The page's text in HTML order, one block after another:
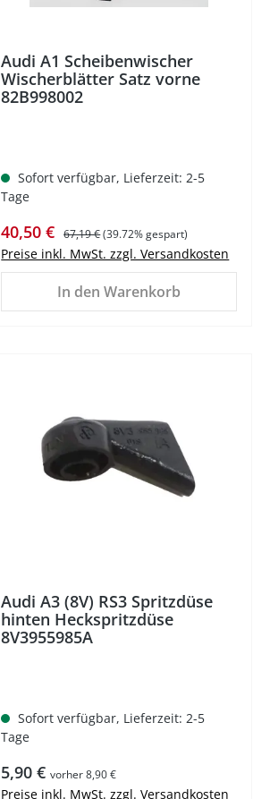
Audi A1 Scheibenwischer
Wischerblätter Satz vorne
82B998002
Sofort verfügbar, Lieferzeit: 2-5
Tage
Verkaufspreis:
40,50 € Regulärer Preis:
67,19 €(39.72% gespart)
Preise inkl. MwSt. zzgl. Versandkosten
In den Warenkorb
Audi A3 (8V) RS3 Spritzdüse
hinten Heckspritzdüse
8V3955985A
Sofort verfügbar, Lieferzeit: 2-5
Tage
Regulärer Preis:
5,90 €vorher 8,90 €
Preise inkl. MwSt. zzgl. Versandkosten